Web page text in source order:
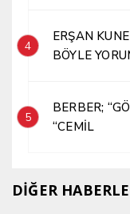
4
ERŞAN
BÖYLE
5
BERBER; “GÖZÜN AYDIN ESTETİKÇİ
“CEMİL
DİĞER